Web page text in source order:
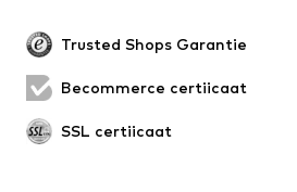
Evenementen
SCHOENEN
Trusted Shops Garantie
Becommerce certificaat
SSL certificaat